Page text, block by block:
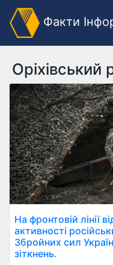
Факти
Оріхівський
На фронтовій лінії
активності
Збройних сил
зіткнень.